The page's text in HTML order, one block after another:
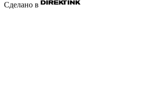
Сделано в